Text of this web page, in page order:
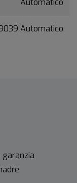
Automatico
Automatico
garanzia